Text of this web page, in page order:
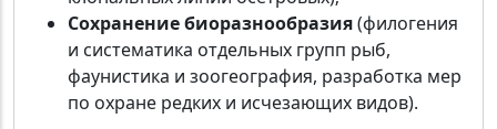
Сохранение биоразнообразия(филогения
и систематика отдельных групп рыб,
фаунистика и зоогеография, разработка мер
по охране редких и исчезающих видов).